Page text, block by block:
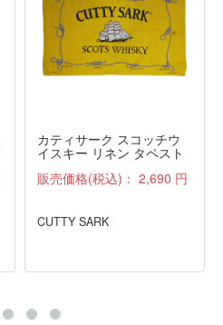
カティサーク スコッチウ
イスキー リネン タペスト
アンティーク
販売価格(税込)： 2,690 円
CUTTY SARK